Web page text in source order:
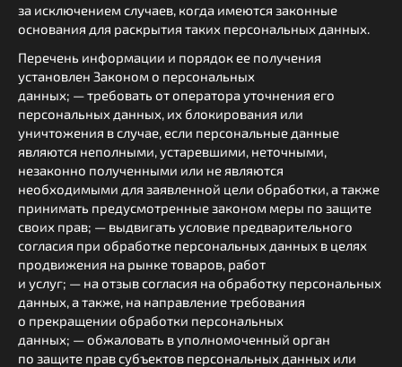
за исключением случаев, когда имеются законные
основания для раскрытия таких персональных данных.
Перечень информации и порядок ее получения
установлен Законом о персональных
данных; — требовать от оператора уточнения его
персональных данных, их блокирования или
уничтожения в случае, если персональные данные
являются неполными, устаревшими, неточными,
незаконно полученными или не являются
необходимыми для заявленной цели обработки, а также
принимать предусмотренные законом меры по защите
своих прав; — выдвигать условие предварительного
согласия при обработке персональных данных в целях
продвижения на рынке товаров, работ
и услуг; — на отзыв согласия на обработку персональных
данных, а также, на направление требования
о прекращении обработки персональных
данных; — обжаловать в уполномоченный орган
по защите прав субъектов персональных данных или